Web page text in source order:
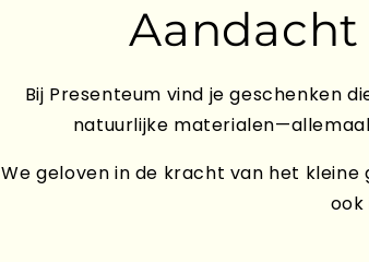
Aandacht
Bij Presenteum vind je geschenken
natuurlijke
We geloven in de kracht van het